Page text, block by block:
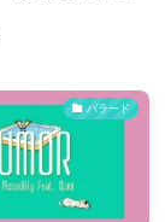
バラード